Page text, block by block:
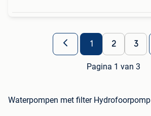
1 2 3
Pagina 1 van 3
Waterpompen met filter Hydrofoorpomp